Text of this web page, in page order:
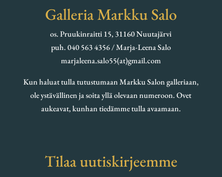
Galleria Markku Salo
os. Pruukinraitti 15, 31160 Nuutajärvi
puh. 040 563 4356 / Marja-Leena Salo
marjaleena.salo55(at)gmail.com
Kun haluat tulla tutustumaan Markku Salon galleriaan,
ole ystävällinen ja soita yllä olevaan numeroon. Ovet
aukeavat, kunhan tiedämme tulla avaamaan.
Tilaa uutiskirjeemme